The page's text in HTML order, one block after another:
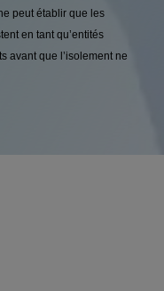
peut établir que les
en tant qu’entités
avant que l’isolement ne